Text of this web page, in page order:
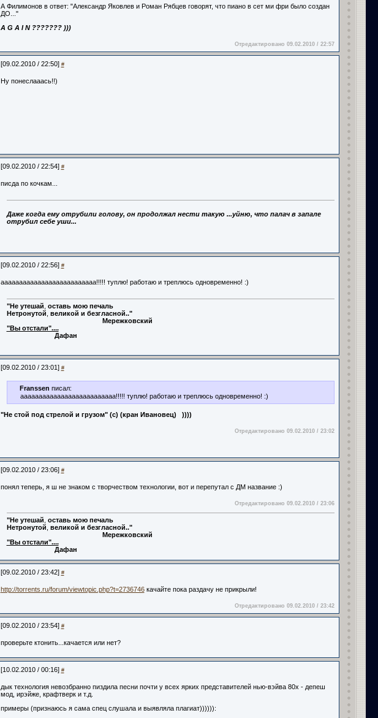
А Филимонов в ответ: "Александр Яковлев и Роман Рябцев говорят, что пиано в сет ми фри было создан
ДО..."
A G A I N ??????? )))
Отредактировано 09.02.2010 / 22:57
[09.02.2010 / 22:50] #
Ну понеслааась!!)
[09.02.2010 / 22:54] #
писда по кочкам...
Даже когда ему отрубили голову, он продолжал нести такую ...уйню, что палач в запале
отрубил себе уши...
[09.02.2010 / 22:56] #
аааааааааааааааааааааааааа!!!!! туплю! работаю и треплюсь одновременно! :)
"Не утешай оставь мою печаль
Нетронутой великой и безгласной.."
Мережковский
"Вы отстали"....
Дафан
[09.02.2010 / 23:01] #
Franssen писал:
аааааааааааааааааааааааааа!!!!! туплю! работаю и треплюсь одновременно! :)
"Не стой под стрелой и грузом" (с) (кран Ивановец) ))))
Отредактировано 09.02.2010 / 23:02
[09.02.2010 / 23:06] #
понял теперь, я ш не знаком с творчеством технологии, вот и перепутал с ДМ название :)
Отредактировано 09.02.2010 / 23:06
"Не утешай оставь мою печаль
Нетронутой великой и безгласной.."
Мережковский
"Вы отстали"....
Дафан
[09.02.2010 / 23:42] #
http://torrents.ru/forum/viewtopic.php?t=2736746качайте пока раздачу не прикрыли!
Отредактировано 09.02.2010 / 23:42
[09.02.2010 / 23:54] #
проверьте ктонить...качается или нет?
[10.02.2010 / 00:16] #
дык технология невозбранно пиздила песни почти у всех ярких представителей нью-вэйва 80х - депеш
мод, ирэйже, крафтверк и т.д.
примеры (признаюсь я сама спец слушала и выявляла плагиат)))))):